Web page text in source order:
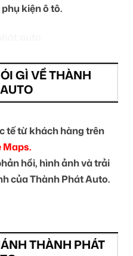
kiện ô tô.
GÌ VỀ THÀNH
tế từ khách hàng trên
Maps.
hồi, hình ảnh và trải
của Thành Phát Auto.
THÀNH PHÁT